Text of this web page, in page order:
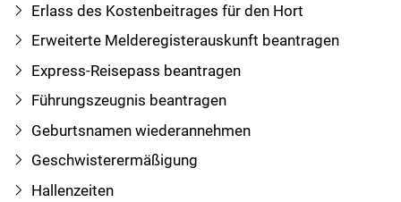
Erlass des Kostenbeitrages für den Hort
Erweiterte Melderegisterauskunft beantragen
Express-Reisepass beantragen
Führungszeugnis beantragen
Geburtsnamen wiederannehmen
Geschwisterermäßigung
Hallenzeiten